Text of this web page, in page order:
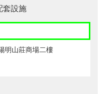
套設施
明山莊商場二樓